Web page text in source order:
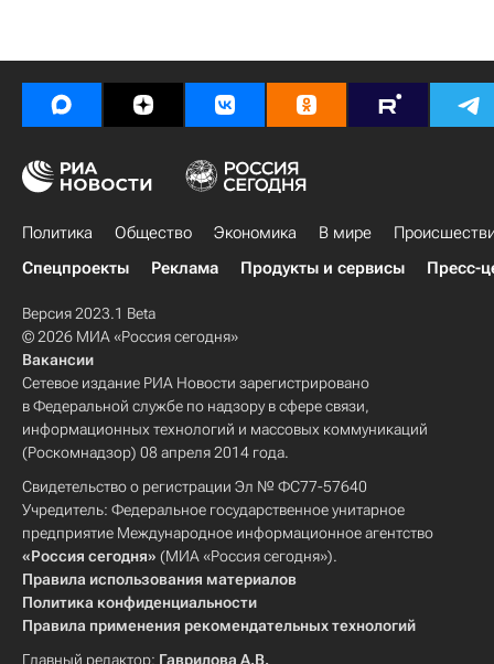
Политика Общество Экономика В мире
Спецпроекты
Реклама Продукты и сервисы Пресс-
Версия 2023.1 Beta
© 2026 МИА «Россия сегодня»
Вакансии
Сетевое издание РИА Новости зарегистрировано
в Федеральной службе по надзору в сфере связи,
информационных технологий и массовых коммуникаций
(Роскомнадзор) 08 апреля 2014 года.
Свидетельство о регистрации Эл № ФС77-57640
Учредитель: Федеральное государственное унитарное
предприятие Международное информационное агентство
«Россия сегодня» (МИА «Россия сегодня»).
Правила использования материалов
Политика конфиденциальности
Правила применения рекомендательных технологий
Главный редактор: Гаврилова А.В.